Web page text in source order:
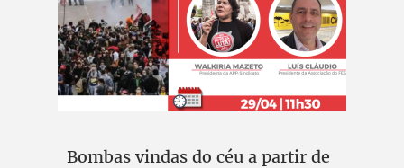
Bombas vindas do céu a partir de